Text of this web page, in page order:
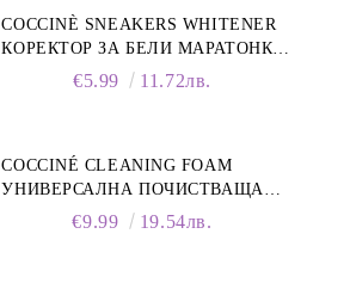
COCCINÈ SNEAKERS WHITENER
КОРЕКТОР ЗА БЕЛИ МАРАТОНКИ,
€5.99 11.72лв.
COCCINÉ CLEANING FOAM
УНИВЕРСАЛНА ПОЧИСТВАЩА
ПЯНА ЗА ОБУВКИ, 150 МЛ
€9.99 19.54лв.